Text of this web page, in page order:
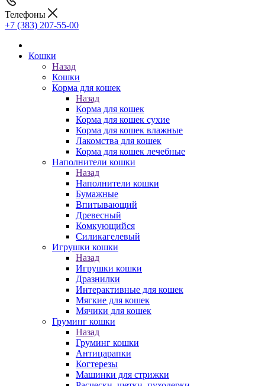
Телефоны
+7 (383) 207-55-00
Кошки
Назад
Кошки
Корма для кошек
Назад
Корма для кошек
Корма для кошек сухие
Корма для кошек влажные
Лакомства для кошек
Корма для кошек лечебные
Наполнители кошки
Назад
Наполнители кошки
Бумажные
Впитывающий
Древесный
Комкующийся
Силикагелевый
Игрушки кошки
Назад
Игрушки кошки
Дразнилки
Интерактивные для кошек
Мягкие для кошек
Мячики для кошек
Груминг кошки
Назад
Груминг кошки
Антицарапки
Когтерезы
Машинки для стрижки